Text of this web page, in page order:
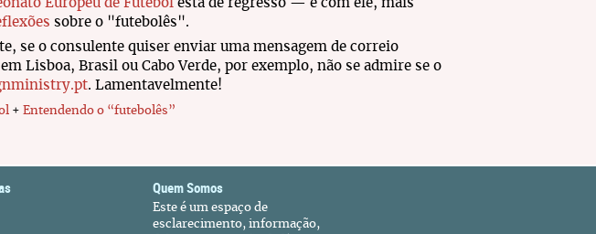
Europeu de Futebol está de regresso — e com ele, mais
sobre o "futebolês".
se o consulente quiser enviar uma mensagem de correio
Lisboa, Brasil ou Cabo Verde, por exemplo, não se admire se o
. Lamentavelmente!
+ Entendendo o “futebolês”
Quem Somos
Este é um espaço de
esclarecimento, informação,